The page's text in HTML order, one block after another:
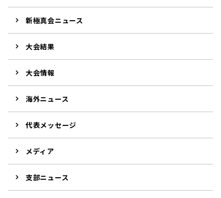
新極真会ニュース
大会結果
大会情報
海外ニュース
代表メッセージ
メディア
支部ニュース